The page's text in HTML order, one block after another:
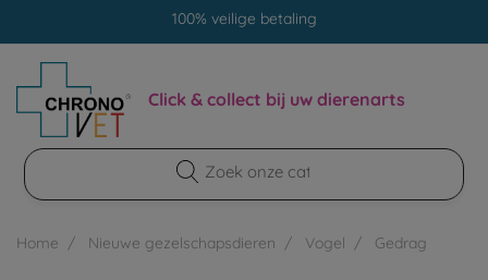
100% veilige betaling
100% veilige betaling
Click & collect bij uw dierenarts
Home Nieuwe gezelschapsdieren Vogel Gedrag